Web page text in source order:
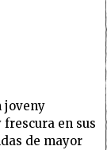
joveny
frescura en sus
de mayor